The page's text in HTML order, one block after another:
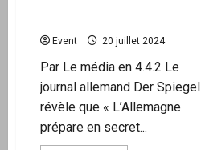
Event 20 juillet 2024
Par Le média en 4.4.2 Le
journal allemand Der Spiegel
révèle que « L’Allemagne
prépare en secret...